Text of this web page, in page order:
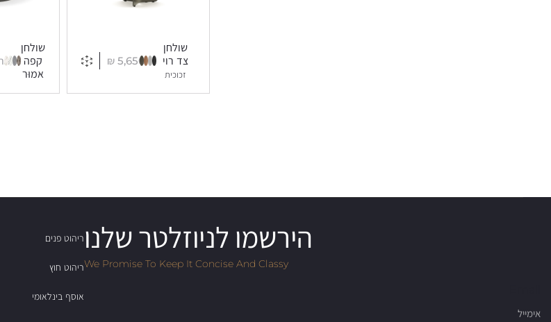
שולחן
צד רוי
זכוכית
5,650
₪
שולחן
קפה
אמוּר
הירשמו לניוזלטר שלנו
We Promise To Keep It Concise And Classy
ריהוט פנים
ריהוט חוץ
אוסף בינלאומי